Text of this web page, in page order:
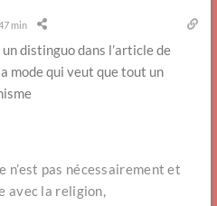
min
distinguo dans l’article de
mode qui veut que tout un
n’est pas nécessairement et
avec la religion,